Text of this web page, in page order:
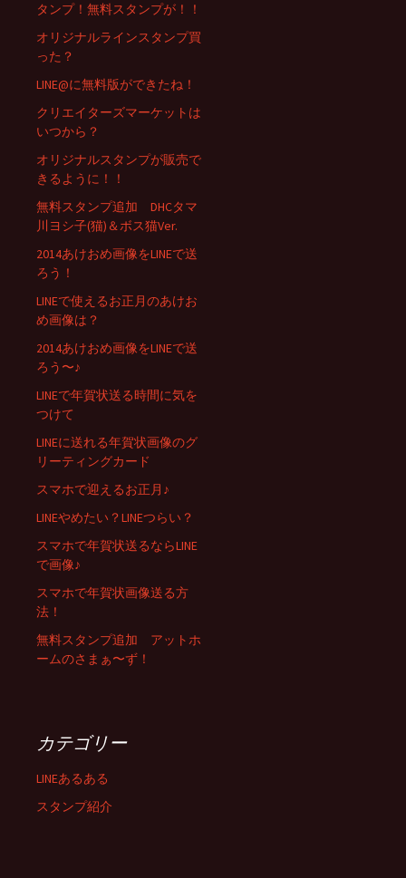
タンプ！無料スタンプが！！
オリジナルラインスタンプ買
った？
LINE@に無料版ができたね！
クリエイターズマーケットは
いつから？
オリジナルスタンプが販売で
きるように！！
無料スタンプ追加 DHCタマ
川ヨシ子(猫)＆ボス猫Ver.
2014あけおめ画像をLINEで送
ろう！
LINEで使えるお正月のあけお
め画像は？
2014あけおめ画像をLINEで送
ろう〜♪
LINEで年賀状送る時間に気を
つけて
LINEに送れる年賀状画像のグ
リーティングカード
スマホで迎えるお正月♪
LINEやめたい？LINEつらい？
スマホで年賀状送るならLINE
で画像♪
スマホで年賀状画像送る方
法！
無料スタンプ追加 アットホ
ームのさまぁ〜ず！
カテゴリー
LINEあるある
スタンプ紹介